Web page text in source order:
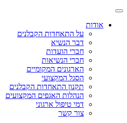
אודות
על התאחדות הקבלנים
דבר הנשיא
חברי הועדות
חברי הנשיאות
הארגונים המקומיים
הסגל המקצועי
תקנון התאחדות הקבלנים
הנהלות האגפים המקצועים
דמי טיפול ארגוני
צור קשר